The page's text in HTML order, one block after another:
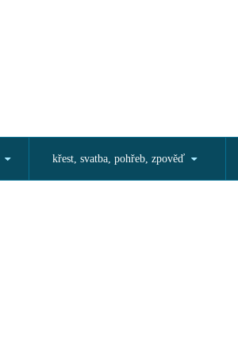
křest, svatba, pohřeb, zpověď